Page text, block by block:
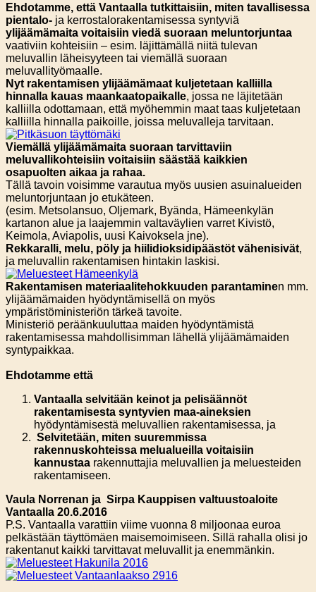
Ehdotamme, että Vantaalla tutkittaisiin, miten tavallisessa
pientalo- ja kerrostalorakentamisessa syntyviä
ylijäämämaita voitaisiin viedä suoraan meluntorjuntaa
vaativiin kohteisiin – esim. läjittämällä niitä tulevan
meluvallin läheisyyteen tai viemällä suoraan
meluvallityömaalle.
Nyt rakentamisen ylijäämämaat kuljetetaan kalliilla
hinnalla kauas maankaatopaikalle, jossa ne läjitetään
kalliilla odottamaan, että myöhemmin maat taas kuljetetaan
kalliilla hinnalla paikoille, joissa meluvalleja tarvitaan.
Viemällä ylijäämämaita suoraan tarvittaviin
meluvallikohteisiin voitaisiin säästää kaikkien
osapuolten aikaa ja rahaa.
Tällä tavoin voisimme varautua myös uusien asuinalueiden
meluntorjuntaan jo etukäteen.
(esim. Metsolansuo, Oljemark, Byända, Hämeenkylän
kartanon alue ja laajemmin valtaväylien varret Kivistö,
Keimola, Aviapolis, uusi Kaivoksela jne).
Rekkaralli, melu, pöly ja hiilidioksidipäästöt vähenisivät,
ja meluvallin rakentamisen hintakin laskisi.
Rakentamisen materiaalitehokkuuden parantaminen mm.
ylijäämämaiden hyödyntämisellä on myös
ympäristöministeriön tärkeä tavoite.
Ministeriö peräänkuuluttaa maiden hyödyntämistä
rakentamisessa mahdollisimman lähellä ylijäämämaiden
syntypaikkaa.
Ehdotamme että
Vantaalla selvitään keinot ja pelisäännöt
rakentamisesta syntyvien maa-aineksien
hyödyntämisestä meluvallien rakentamisessa, ja
Selvitetään, miten suuremmissa
rakennuskohteissa melualueilla voitaisiin
kannustaa rakennuttajia meluvallien ja meluesteiden
rakentamiseen.
Vaula Norrenan ja Sirpa Kauppisen valtuustoaloite
Vantaalla 20.6.2016
P.S. Vantaalla varattiin viime vuonna 8 miljoonaa euroa
pelkästään täyttömäen maisemoimiseen. Sillä rahalla olisi jo
rakentanut kaikki tarvittavat meluvallit ja enemmänkin.